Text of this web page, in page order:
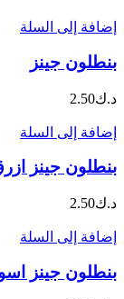
إضافة إلى السلة
بنطلون جينز
د.ك2.50
إضافة إلى السلة
بنطلون جينز
د.ك2.50
إضافة إلى السلة
بنطلون جينز